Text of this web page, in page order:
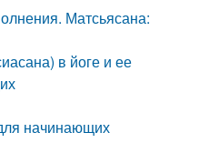
Матсьясана:
в йоге и ее
начинающих